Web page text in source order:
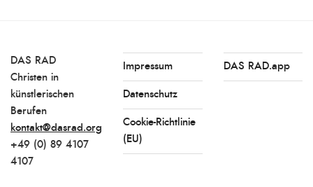
DAS RAD
Christen in
künstlerischen
Berufen
kontakt@dasrad.org
+49 (0) 89 4107
4107
Impressum
Datenschutz
Cookie-Richtlinie
(EU)
DAS RAD.app